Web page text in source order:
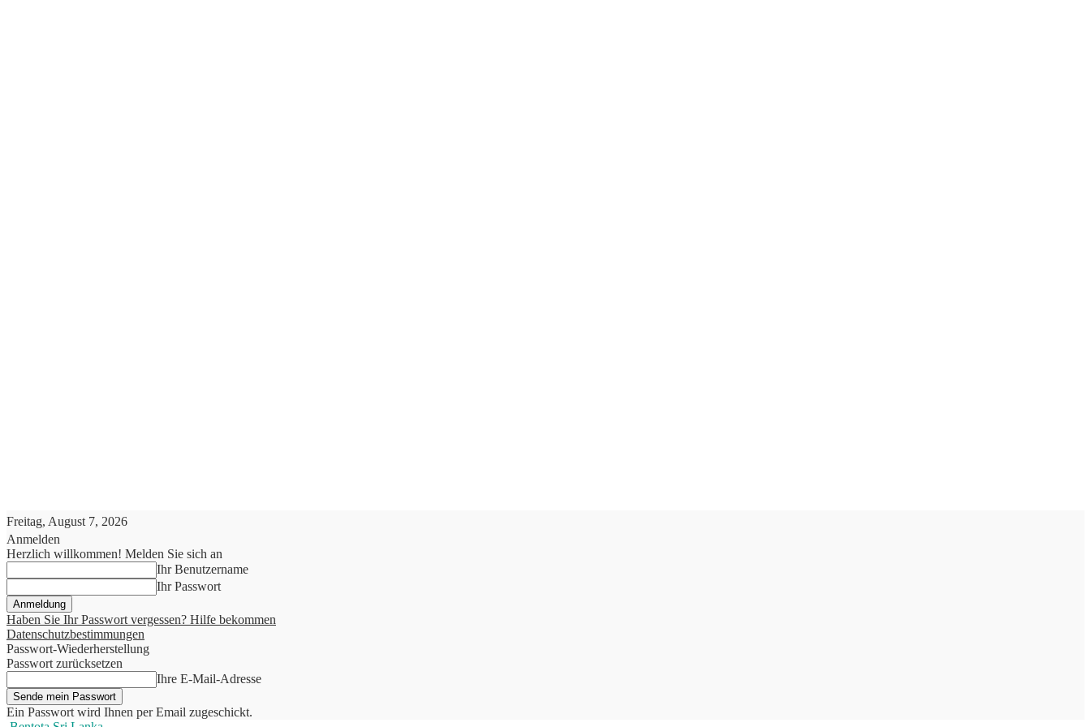
Freitag, August 7, 2026
Anmelden
Herzlich willkommen! Melden Sie sich an
Ihr Benutzername
Ihr Passwort
Haben Sie Ihr Passwort vergessen? Hilfe bekommen
Datenschutzbestimmungen
Passwort-Wiederherstellung
Passwort zurücksetzen
Ihre E-Mail-Adresse
Ein Passwort wird Ihnen per Email zugeschickt.